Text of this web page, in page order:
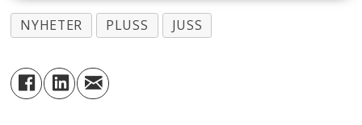
NYHETER PLUSS JUSS